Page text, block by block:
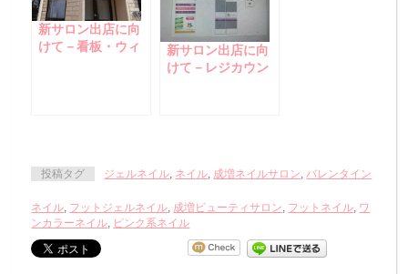
新サロン出店に向
けて－看板・ウィ
新サロン出店に向
けて－レジカウン
投稿タグ ジェルネイル ネイル 成増ネイルサロン バレンタイン
ネイル フットジェルネイル 成増ビューティサロン フットネイル ワ
ンカラーネイル ピンク系ネイル